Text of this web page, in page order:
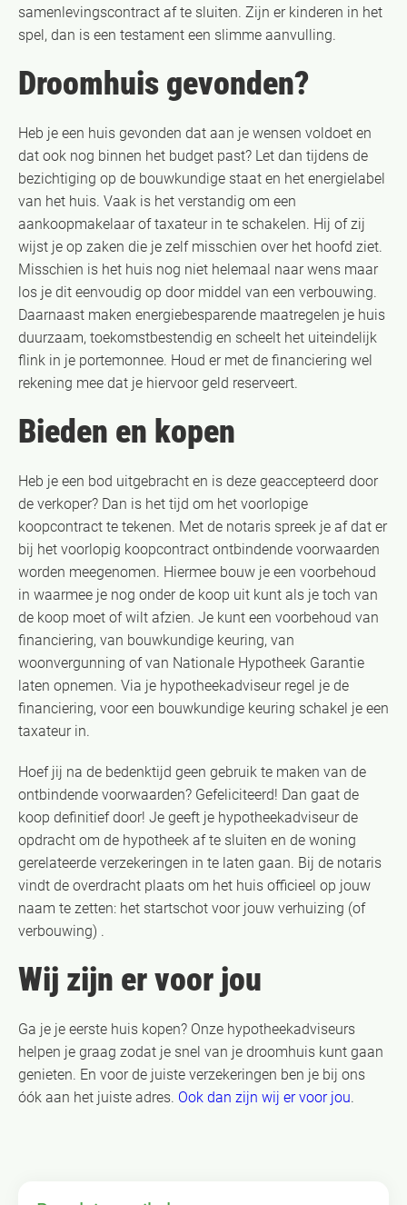
samenlevingscontract af te sluiten. Zijn er kinderen in het
spel, dan is een testament een slimme aanvulling.
Droomhuis gevonden?
Heb je een huis gevonden dat aan je wensen voldoet en
dat ook nog binnen het budget past? Let dan tijdens de
bezichtiging op de bouwkundige staat en het energielabel
van het huis. Vaak is het verstandig om een
aankoopmakelaar of taxateur in te schakelen. Hij of zij
wijst je op zaken die je zelf misschien over het hoofd ziet.
Misschien is het huis nog niet helemaal naar wens maar
los je dit eenvoudig op door middel van een verbouwing.
Daarnaast maken energiebesparende maatregelen je huis
duurzaam, toekomstbestendig en scheelt het uiteindelijk
flink in je portemonnee. Houd er met de financiering wel
rekening mee dat je hiervoor geld reserveert.
Bieden en kopen
Heb je een bod uitgebracht en is deze geaccepteerd door
de verkoper? Dan is het tijd om het voorlopige
koopcontract te tekenen. Met de notaris spreek je af dat er
bij het voorlopig koopcontract ontbindende voorwaarden
worden meegenomen. Hiermee bouw je een voorbehoud
in waarmee je nog onder de koop uit kunt als je toch van
de koop moet of wilt afzien. Je kunt een voorbehoud van
financiering, van bouwkundige keuring, van
woonvergunning of van Nationale Hypotheek Garantie
laten opnemen. Via je hypotheekadviseur regel je de
financiering, voor een bouwkundige keuring schakel je een
taxateur in.
Hoef jij na de bedenktijd geen gebruik te maken van de
ontbindende voorwaarden? Gefeliciteerd! Dan gaat de
koop definitief door! Je geeft je hypotheekadviseur de
opdracht om de hypotheek af te sluiten en de woning
gerelateerde verzekeringen in te laten gaan. Bij de notaris
vindt de overdracht plaats om het huis officieel op jouw
naam te zetten: het startschot voor jouw verhuizing (of
verbouwing) .
Wij zijn er voor jou
Ga je je eerste huis kopen? Onze hypotheekadviseurs
helpen je graag zodat je snel van je droomhuis kunt gaan
genieten. En voor de juiste verzekeringen ben je bij ons
óók aan het juiste adres. Ook dan zijn wij er voor jou.